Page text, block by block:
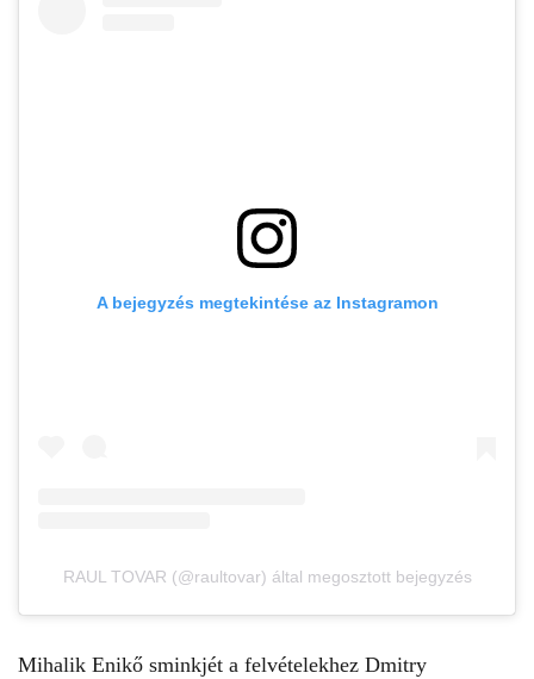
A bejegyzés megtekintése az Instagramon
RAUL TOVAR (@raultovar) által megosztott bejegyzés
Mihalik Enikő sminkjét a felvételekhez Dmitry